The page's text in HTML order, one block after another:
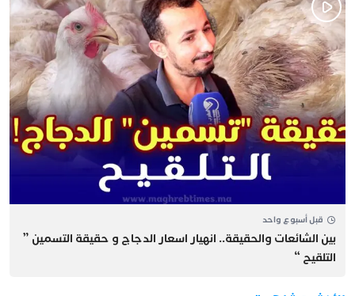
قبل أسبوع واحد
بين الشائعات والحقيقة.. انهيار اسعار الدجاج و حقيقة التسمين ”
التلقيح “